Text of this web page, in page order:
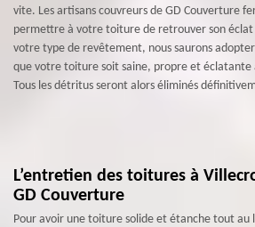
vite. Les artisans couvreurs de GD Couverture
permettre à votre toiture de retrouver son éclat
votre type de revêtement, nous saurons
que votre toiture soit saine, propre et
Tous les détritus seront alors éliminés
L’entretien des toitures à
GD Couverture
Pour avoir une toiture solide et étanche tout au